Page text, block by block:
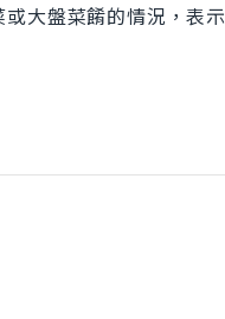
大盤菜餚的情況，表示